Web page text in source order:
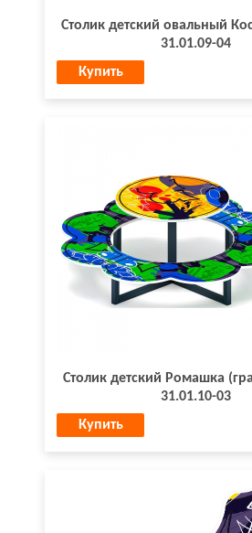
Столик детский овальный
31.01.09-04
Купить
Столик детский Ромашка
31.01.10-03
Купить